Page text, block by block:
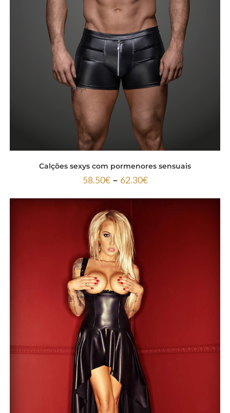
Calções sexys com pormenores sensuais
58.50€ – 62.30€